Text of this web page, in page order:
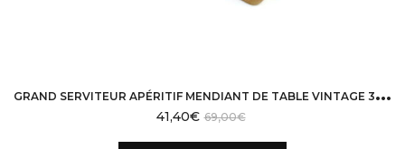
G
RAND SERVITEUR APÉRITIF MENDIANT DE TABLE VINTAGE 30/40 ART DÉCO
69,00€
41,40€